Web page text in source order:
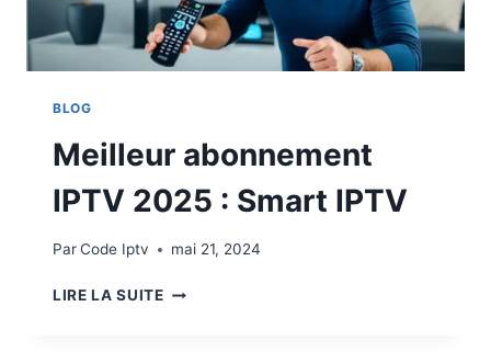
BLOG
Meilleur abonnement
IPTV 2025 : Smart IPTV
ParCode Iptv mai 21, 2024
LIRE LA SUITE